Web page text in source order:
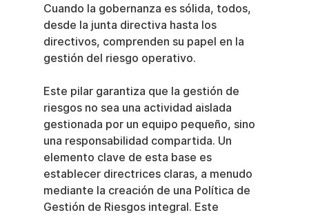
Cuando la gobernanza es sólida, todos,
desde la junta directiva hasta los
directivos, comprenden su papel en la
gestión del riesgo operativo.
Este pilar garantiza que la gestión de
riesgos no sea una actividad aislada
gestionada por un equipo pequeño, sino
una responsabilidad compartida. Un
elemento clave de esta base es
establecer directrices claras, a menudo
mediante la creación de una Política de
Gestión de Riesgos integral. Este